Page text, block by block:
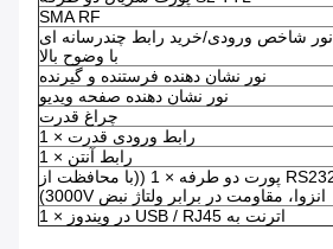
SMA RF
نور شاخص ورودی/خرید رابط چندرسانه ای
با وضوح بالا
نور نشان دهنده فرستنده و گیرنده
نور نشان دهنده صفحه ویدیو
چراغ قدرت
رابط ورودی قدرت × 1
رابط آنتن × 1
RS232 پورت دو طرفه × 1 ((با محافظت از
انزوا، مقاومت در برابر ولتاژ نبض 3000V)
اترنت به USB / RJ45 در ویندوز × 1